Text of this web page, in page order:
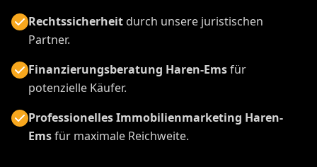
Rechtssicherheitdurch unsere juristischen
Partner.
Finanzierungsberatung Haren-Emsfür
potenzielle Käufer.
Professionelles Immobilienmarketing Haren-
Emsfür maximale Reichweite.